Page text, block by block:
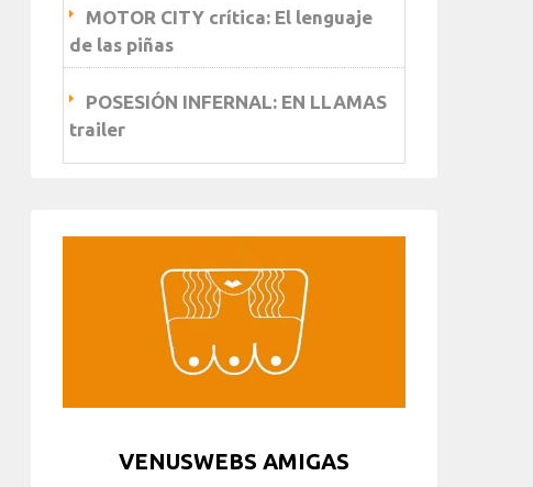
MOTOR CITY crítica: El lenguaje
de las piñas
POSESIÓN INFERNAL: EN LLAMAS
trailer
VENUSWEBS AMIGAS